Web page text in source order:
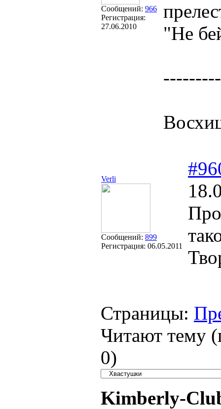
Сообщений: 966
Регистрация:
27.06.2010
"Не
Verli
Сообщений: 899
Регистрация: 06.05.2011
Страницы:
Читают тему
0)
Kimberly-